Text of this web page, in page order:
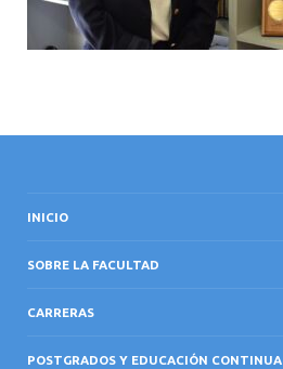
INICIO
SOBRE LA FACULTAD
CARRERAS
POSTGRADOS Y EDUCACIÓN CONTINUA